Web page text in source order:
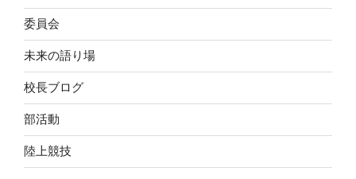
委員会
未来の語り場
校長ブログ
部活動
陸上競技